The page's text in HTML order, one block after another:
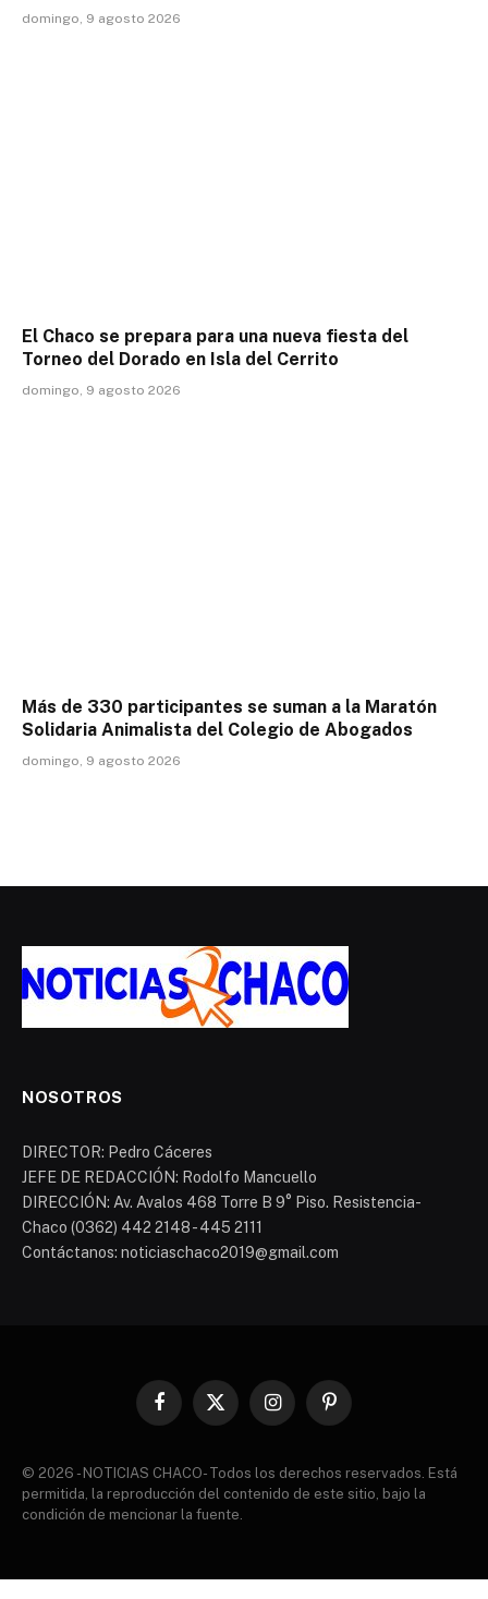
domingo, 9 agosto 2026
El Chaco se prepara para una nueva fiesta del
Torneo del Dorado en Isla del Cerrito
domingo, 9 agosto 2026
Más de 330 participantes se suman a la Maratón
Solidaria Animalista del Colegio de Abogados
domingo, 9 agosto 2026
NOSOTROS
DIRECTOR: Pedro Cáceres
JEFE DE REDACCIÓN: Rodolfo Mancuello
DIRECCIÓN: Av. Avalos 468 Torre B 9° Piso. Resistencia-
Chaco (0362) 442 2148 - 445 2111
Contáctanos: noticiaschaco2019@gmail.com
Facebook
X
InstagramPinterest
© 2026 - NOTICIAS CHACO- Todos los derechos reservados. Está
permitida, la reproducción del contenido de este sitio, bajo la
condición de mencionar la fuente.